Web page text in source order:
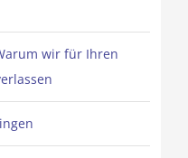
wir für Ihren